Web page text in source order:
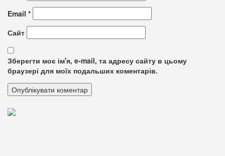
Email *
Сайт
Зберегти моє ім'я, e-mail, та адресу сайту в цьому
браузері для моїх подальших коментарів.